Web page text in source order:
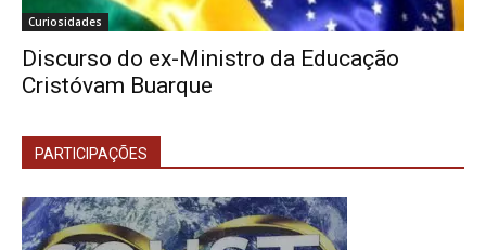
Curiosidades
Discurso do ex-Ministro da Educação
Cristóvam Buarque
PARTICIPAÇÕES